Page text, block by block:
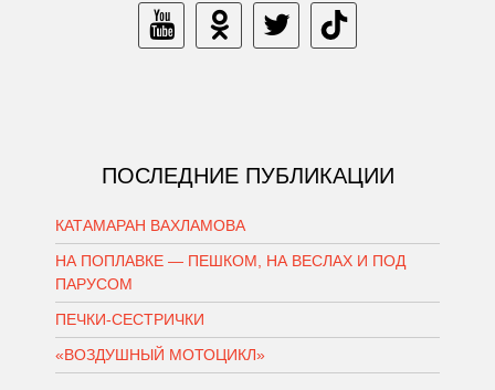
ПОСЛЕДНИЕ ПУБЛИКАЦИИ
КАТАМАРАН ВАХЛАМОВА
НА ПОПЛАВКЕ — ПЕШКОМ, НА ВЕСЛАХ И ПОД
ПАРУСОМ
ПЕЧКИ-СЕСТРИЧКИ
«ВОЗДУШНЫЙ МОТОЦИКЛ»